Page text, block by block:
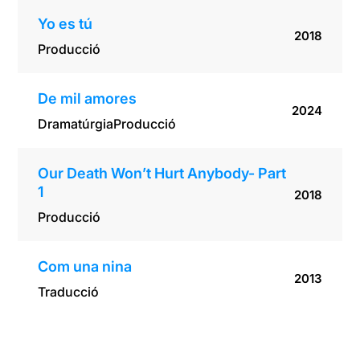
Yo es tú
Producció
2018
De mil amores
DramatúrgiaProducció
2024
Our Death Won’t Hurt Anybody- Part
1
Producció
2018
Com una nina
Traducció
2013